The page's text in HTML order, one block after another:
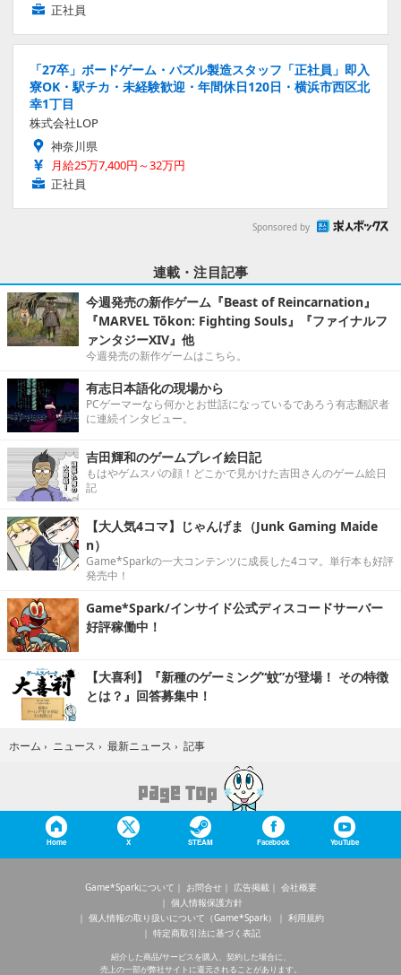
正社員
「27卒」ボードゲーム・パズル製造スタッフ「正社員」即入
寮OK・駅チカ・未経験歓迎・年間休日120日・横浜市西区北
幸1丁目
株式会社LOP
神奈川県
月給25万7,400円～32万円
正社員
Sponsored by
連載・注目記事
今週発売の新作ゲーム『Beast of Reincarnation』
『MARVEL Tōkon: Fighting Souls』『ファイナルフ
ァンタジーXIV』他
今週発売の新作ゲームはこちら。
有志日本語化の現場から
PCゲーマーなら何かとお世話になっているであろう有志翻訳者
に連続インタビュー。
吉田輝和のゲームプレイ絵日記
もはやゲムスパの顔！どこかで見かけた吉田さんのゲーム絵日
記
【大人気4コマ】じゃんげま（Junk Gaming Maide
n）
Game*Sparkの一大コンテンツに成長した4コマ。単行本も好評
発売中！
Game*Spark/インサイド公式ディスコードサーバー
好評稼働中！
【大喜利】『新種のゲーミング“蚊”が登場！ その特徴
とは？』回答募集中！
ホーム › ニュース › 最新ニュース › 記事
Home X STEAM Facebook YouTube
Game*Sparkについて お問合せ 広告掲載
会社概要
個人情報保護方針
個人情報の取り扱いについて（Game*Spark）
利用規約
特定商取引法に基づく表記
紹介した商品/サービスを購入、契約した場合に、
売上の一部が弊社サイトに還元されることがあります。